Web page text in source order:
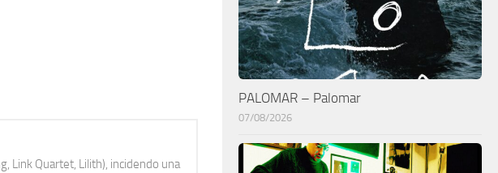
Link Quartet, Lilith), incidendo una
PALOMAR – Palomar
07/08/2026